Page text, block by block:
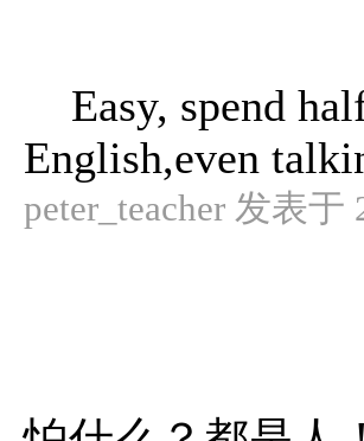
Easy, spend
English,even
peter_teacher 发表于